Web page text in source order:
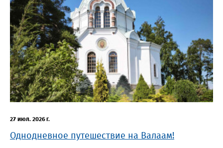
27 июл. 2026 г.
Однодневное путешествие на Валаам!